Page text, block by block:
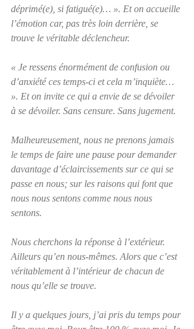
déprimé(e), si fatigué(e)… ». Et on accueille
l’émotion car, pas très loin derrière, se
trouve le véritable déclencheur.
« Je ressens énormément de confusion ou
d’anxiété ces temps-ci et cela m’inquiète…
». Et on invite ce qui a envie de se dévoiler
à se dévoiler. Sans censure. Sans jugement.
Malheureusement, nous ne prenons jamais
le temps de faire une pause pour demander
davantage d’éclaircissements sur ce qui se
passe en nous; sur les raisons qui font que
nous nous sentons comme nous nous
sentons.
Nous cherchons la réponse à l’extérieur.
Ailleurs qu’en nous-mêmes. Alors que c’est
véritablement à l’intérieur de chacun de
nous qu’elle se trouve.
Il y a quelques jours, j’ai pris du temps pour